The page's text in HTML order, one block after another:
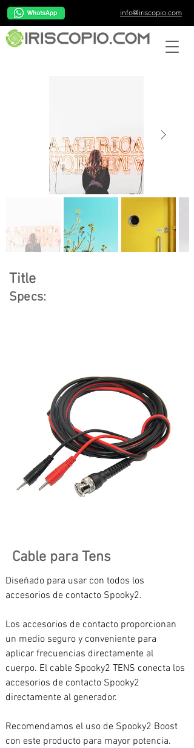
info@iriscopio.com
Title
Specs:
Cable para Tens
Diseñado para usar con todos los
accesorios de contacto Spooky2.
Los accesorios de contacto proporcionan
un medio seguro y conveniente para
aplicar frecuencias directamente al
cuerpo. El cable Spooky2 TENS conecta los
accesorios de contacto Spooky2
directamente al generador.
Recomendamos el uso de Spooky2 Boost
con este producto para mayor potencia.